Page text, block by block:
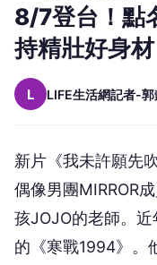
8/7登台！點
持精壯好身材
L LIFE生活網記者-郭
新片《我未許願先
偶像男團MIRROR
孩JOJO的老師。 近
的《寒戰1994》。